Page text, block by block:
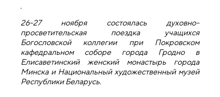
26-27 ноября состоялась духовно-
просветительская поездка учащихся
Богословской коллегии при Покровском
кафедральном соборе города Гродно в
Елисаветинский женский монастырь города
Минска и Национальный художественный музей
Республики Беларусь.